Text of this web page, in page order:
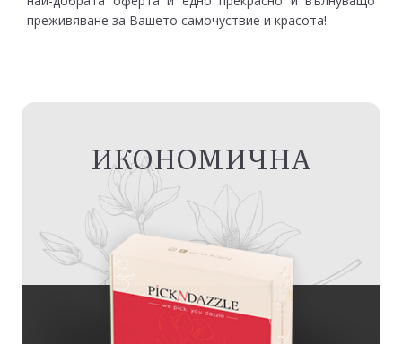
ИКОНОМИЧНА
преживяване за Вашето самочуствие и красота!